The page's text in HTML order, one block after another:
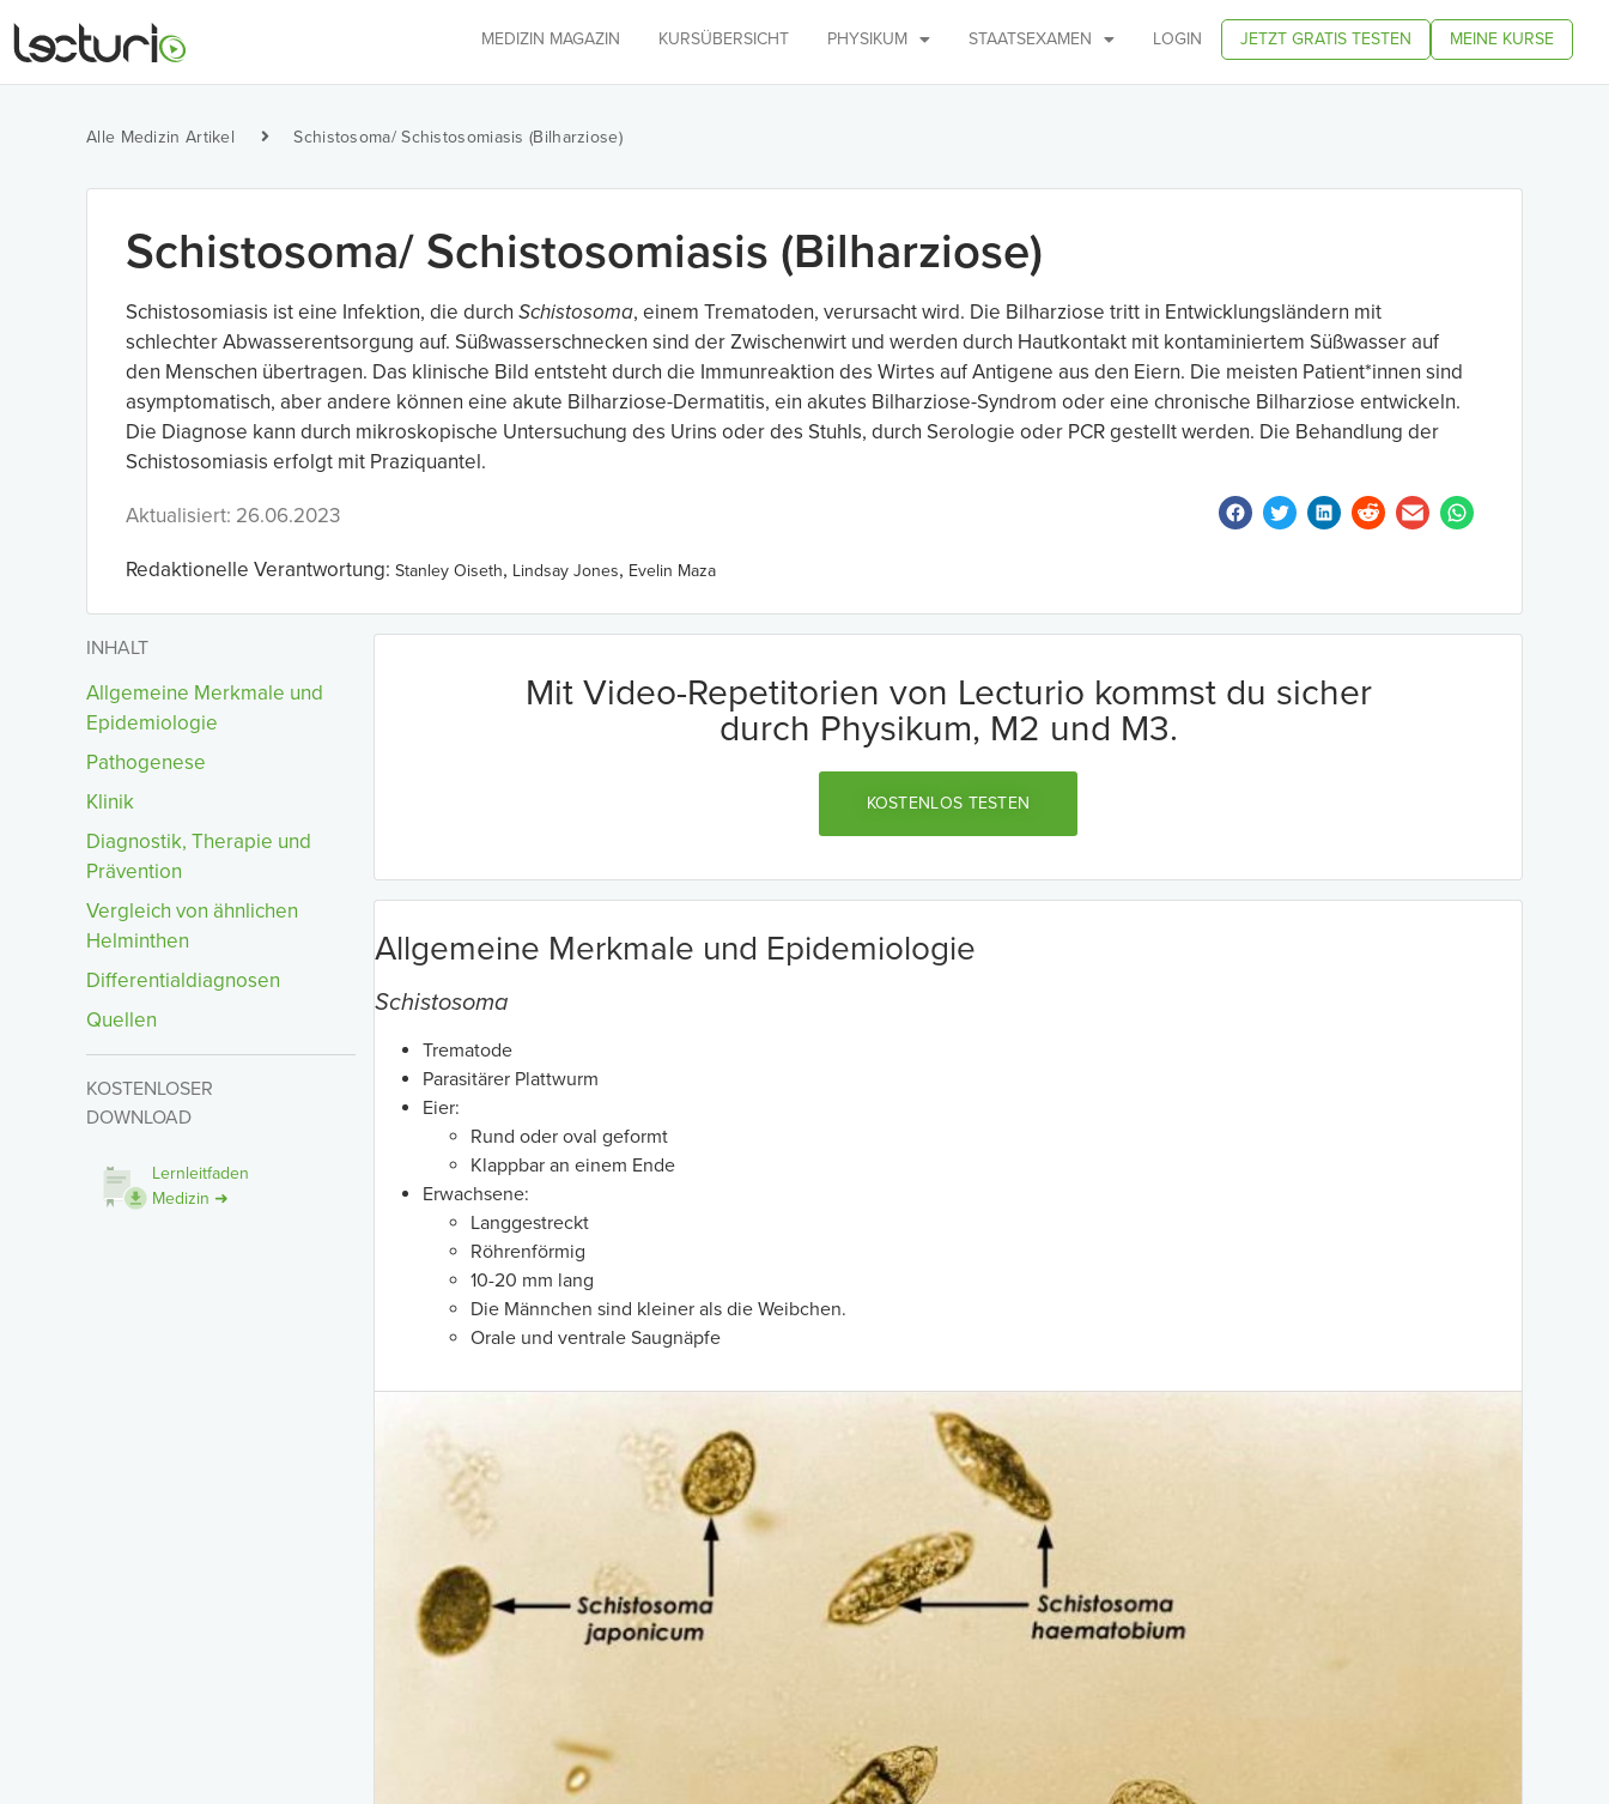
MEDIZIN MAGAZIN KURSÜBERSICHT PHYSIKUM STAATSEXAMEN LOGIN JETZT GRATIS TESTEN MEINE KURSE
Alle Medizin Artikel Schistosoma/ Schistosomiasis (Bilharziose)
Schistosoma/ Schistosomiasis (Bilharziose)
Schistosomiasis ist eine Infektion, die durch Schistosoma, einem Trematoden, verursacht wird. Die Bilharziose tritt in Entwicklungsländern mit
schlechter Abwasserentsorgung auf. Süßwasserschnecken sind der Zwischenwirt und werden durch Hautkontakt mit kontaminiertem Süßwasser auf
den Menschen übertragen. Das klinische Bild entsteht durch die Immunreaktion des Wirtes auf Antigene aus den Eiern. Die meisten Patient*innen sind
asymptomatisch, aber andere können eine akute Bilharziose-Dermatitis, ein akutes Bilharziose-Syndrom oder eine chronische Bilharziose entwickeln.
Die Diagnose kann durch mikroskopische Untersuchung des Urins oder des Stuhls, durch Serologie oder PCR gestellt werden. Die Behandlung der
Schistosomiasis erfolgt mit Praziquantel.
Aktualisiert: 26.06.2023
Redaktionelle Verantwortung: Stanley Oiseth, Lindsay Jones, Evelin Maza
INHALT
Allgemeine Merkmale und
Epidemiologie
Pathogenese
Klinik
Diagnostik, Therapie und
Prävention
Vergleich von ähnlichen
Helminthen
Differentialdiagnosen
Quellen
KOSTENLOSER
DOWNLOAD
Lernleitfaden
Medizin ➜
Mit Video-Repetitorien von Lecturio kommst du sicher
durch Physikum, M2 und M3.
KOSTENLOS TESTEN
Allgemeine Merkmale und Epidemiologie
Schistosoma
Trematode
Parasitärer Plattwurm
Eier:
Rund oder oval geformt
Klappbar an einem Ende
Erwachsene:
Langgestreckt
Röhrenförmig
10-20 mm lang
Die Männchen sind kleiner als die Weibchen.
Orale und ventrale Saugnäpfe